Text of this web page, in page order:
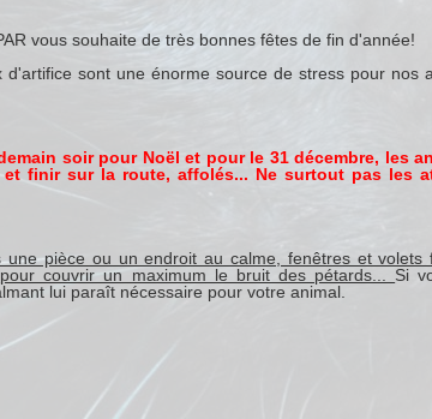
vous souhaite de très bonnes fêtes de fin d'année!
d'artifice sont une énorme source de stress pour
soir pour Noël et pour le 31 décembre, les
finir sur la route, affolés... Ne surtout pas les
pièce ou un endroit au calme, fenêtres et
couvrir un maximum le bruit des pétards... Si
lui paraît nécessaire pour votre animal.